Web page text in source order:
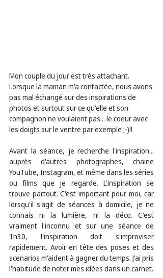
Mon couple du jour est très attachant.
Lorsque la maman m'a contactée, nous avons
pas mal échangé sur des inspirations de
photos et surtout sur ce qu'elle et son
compagnon ne voulaient pas... le coeur avec
les doigts sur le ventre par exemple ;-)!!
Avant la séance, je recherche l'inspiration...
auprès d'autres photographes, chaine
YouTube, Instagram, et même dans les séries
ou films que je regarde. L'inspiration se
trouve partout. C'est important pour moi, car
lorsqu'il s'agit de séances à domicile, je ne
connais ni la lumière, ni la déco. C'est
vraiment l'inconnu et sur une séance de
1h30, l'inspiration doit s'improviser
rapidement. Avoir en tête des poses et des
scenarios m'aident à gagner du temps. J'ai pris